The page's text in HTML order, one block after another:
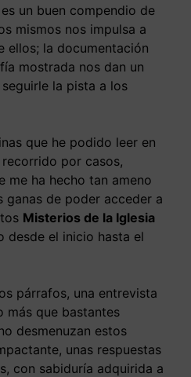
un buen compendio de
mismos nos impulsa a
ellos; la documentación
mostrada nos dan un
la pista a los
que he podido leer en
por casos,
me ha hecho tan ameno
de poder acceder a
Misterios de la Iglesia
desde el inicio hasta el
párrafos, una entrevista
más que bastantes
desmenuzan estos
unas respuestas
con sabiduría adquirida a